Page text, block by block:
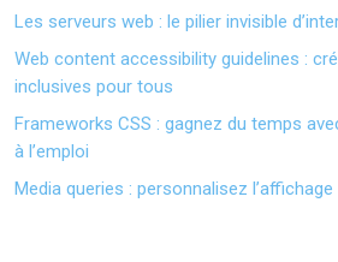
Les serveurs web : le pilier invisible
Web content accessibility guidelines :
inclusives pour tous
Frameworks CSS : gagnez du temps
à l’emploi
Media queries : personnalisez